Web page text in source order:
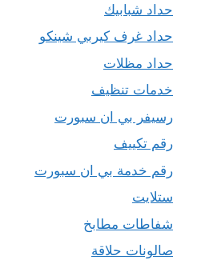
حداد شبابيك
حداد غرف كيربي شينكو
حداد مظلات
خدمات تنظيف
رسيفر بي ان سبورت
رقم تكييف
رقم خدمة بي ان سبورت
ستلايت
شفاطات مطابخ
صالونات حلاقة